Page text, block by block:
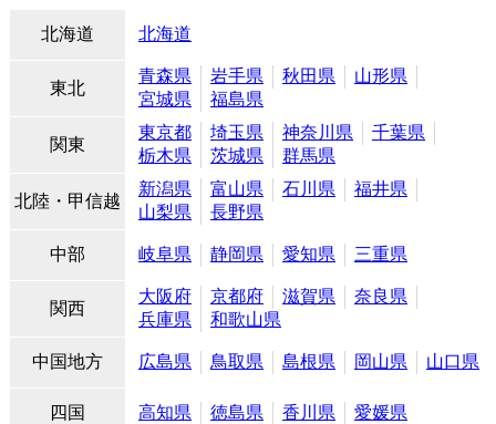
北海道 北海道
東北
青森県 岩手県 秋田県
山形県
宮城県
福島県
関東
東京都 埼玉県 神奈川県
千葉県
栃木県
茨城県 群馬県
北陸・甲信越
新潟県 富山県 石川県
福井県
山梨県
長野県
中部 岐阜県 静岡県 愛知県 三重県
関西
大阪府 京都府 滋賀県
奈良県
兵庫県
和歌山県
中国地方 広島県 鳥取県 島根県 岡山県 山口県
四国 高知県 徳島県 香川県 愛媛県